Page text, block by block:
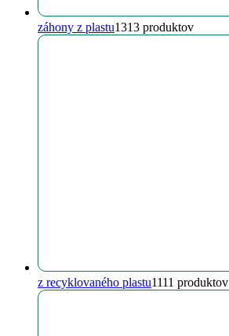
záhony z plastu1313 produktov
z recyklovaného plastu1111 produktov